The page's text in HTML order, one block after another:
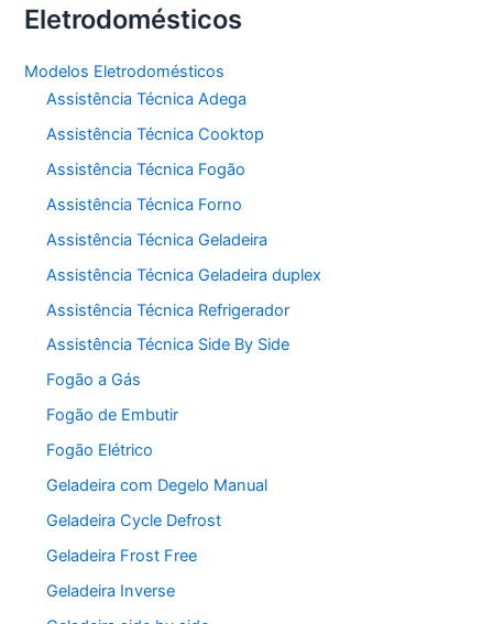
Eletrodomésticos
Modelos Eletrodomésticos
Assistência Técnica Adega
Assistência Técnica Cooktop
Assistência Técnica Fogão
Assistência Técnica Forno
Assistência Técnica Geladeira
Assistência Técnica Geladeira duplex
Assistência Técnica Refrigerador
Assistência Técnica Side By Side
Fogão a Gás
Fogão de Embutir
Fogão Elétrico
Geladeira com Degelo Manual
Geladeira Cycle Defrost
Geladeira Frost Free
Geladeira Inverse